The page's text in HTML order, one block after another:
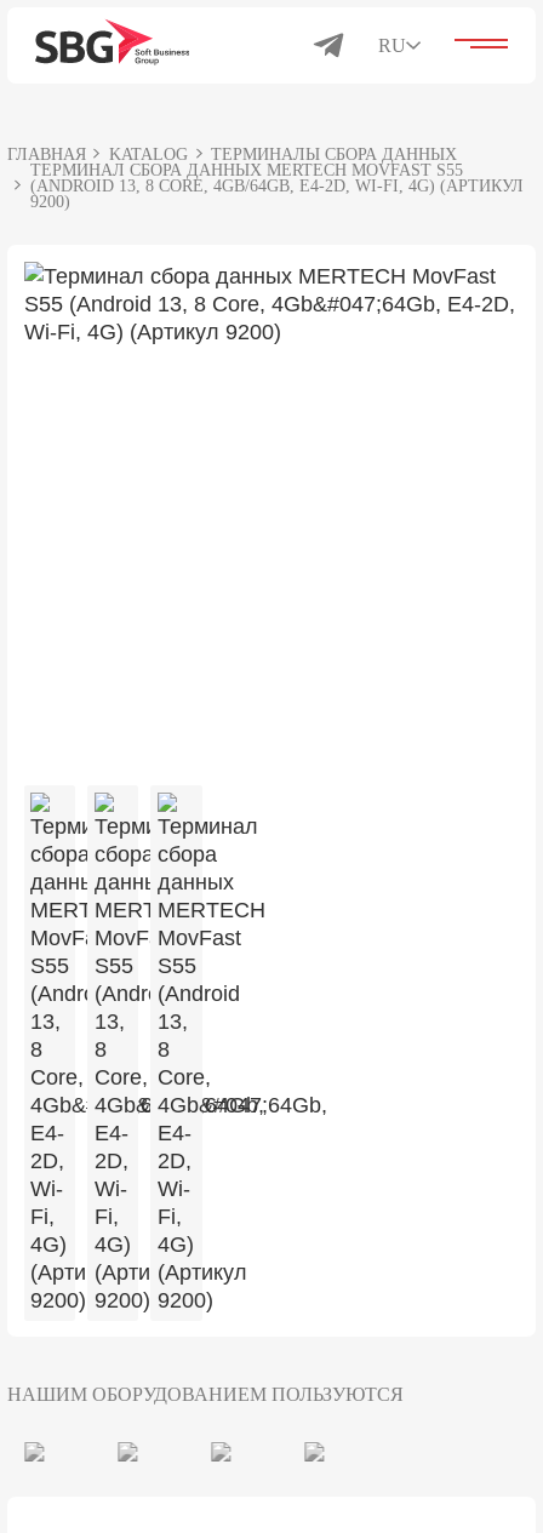
RU
Решения для бизнеса
Каталог
ГЛАВНАЯ KATALOG
ТЕРМИНАЛЫ СБОРА ДАННЫХ
ТЕРМИНАЛ СБОРА ДАННЫХ MERTECH MOVFAST S55
(ANDROID 13, 8 CORE, 4GB/64GB, E4-2D, WI-FI, 4G) (АРТИКУЛ
9200)
НАШИМ ОБОРУДОВАНИЕМ ПОЛЬЗУЮТСЯ